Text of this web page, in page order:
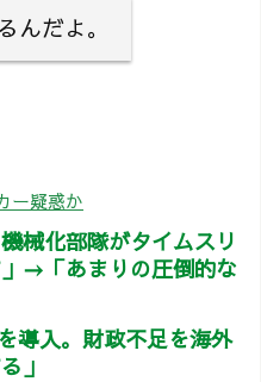
んだよ。
ー疑惑か
械化部隊がタイムスリ
→「あまりの圧倒的な
導入。財政不足を海外
」